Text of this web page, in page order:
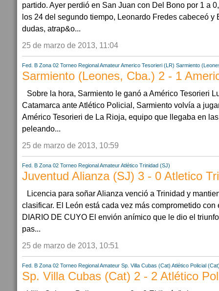
partido. Ayer perdió en San Juan con Del Bono por 1 a
los 24 del segundo tiempo, Leonardo Fredes cabeceó y
dudas, atrap&o...
25 de marzo de 2013, 11:04
Fed. B Zona 02 Torneo Regional AmateurAmerico Tesorieri (LR) Sarmiento
Sarmiento (Leones, Cba.) 2 - 1
Sobre la hora, Sarmiento le ganó a Américo Tesorieri
Catamarca ante Atlético Policial, Sarmiento volvía a
Américo Tesorieri de La Rioja, equipo que llegaba en
peleando...
25 de marzo de 2013, 10:59
Fed. B Zona 02 Torneo Regional AmateurAtlético Trinidad (SJ)
Juventud Alianza (SJ) 3 - 0 Atletico
Licencia para soñar Alianza venció a Trinidad y
clasificar. El León está cada vez más comprometido
DIARIO DE CUYO El envión anímico que le dio el
pas...
25 de marzo de 2013, 10:51
Fed. B Zona 02 Torneo Regional Amateur Sp. Villa Cubas (Cat) Atlético Policial
Sp. Villa Cubas (Cat) 2 - 2 Atlético